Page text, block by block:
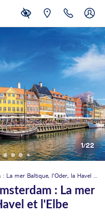
1/22
l'Oder, la Havel et l'Elbe (formule port/port)
: La mer
et l'Elbe